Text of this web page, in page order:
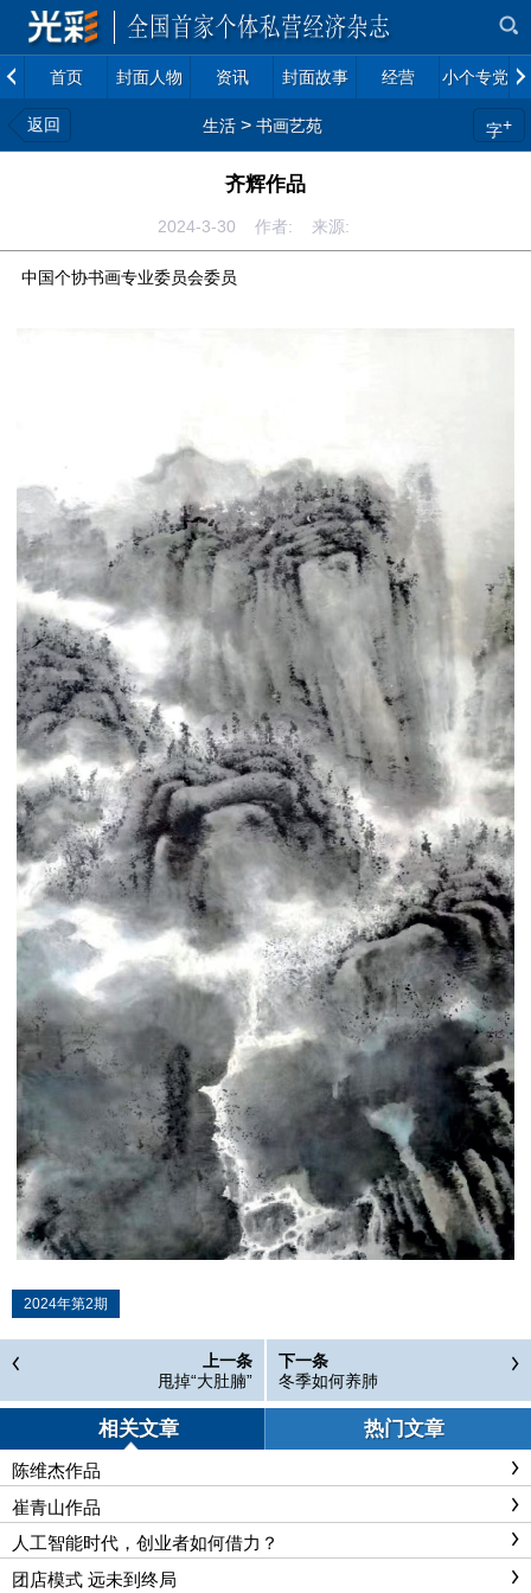
首页 封面人物 资讯 封面故事 经营 小个专党建
返回 生活 > 书画艺苑 字+
齐辉作品
2024-3-30 作者: 来源:
中国个协书画专业委员会委员
2024年第2期
上一条
甩掉“大肚腩”
下一条
冬季如何养肺
相关文章 热门文章
陈维杰作品
崔青山作品
人工智能时代，创业者如何借力？
团店模式 远未到终局